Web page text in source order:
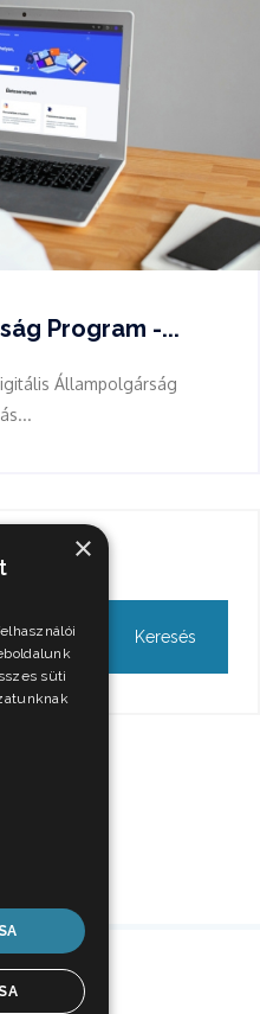
Program -...
Állampolgárság
×
süti